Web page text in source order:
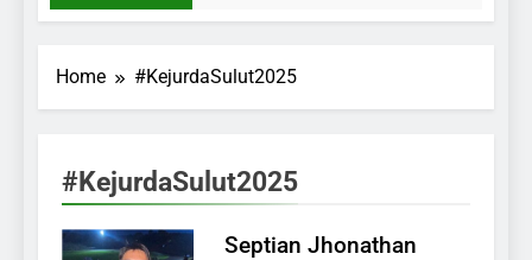
Home #KejurdaSulut2025
#KejurdaSulut2025
Septian Jhonathan